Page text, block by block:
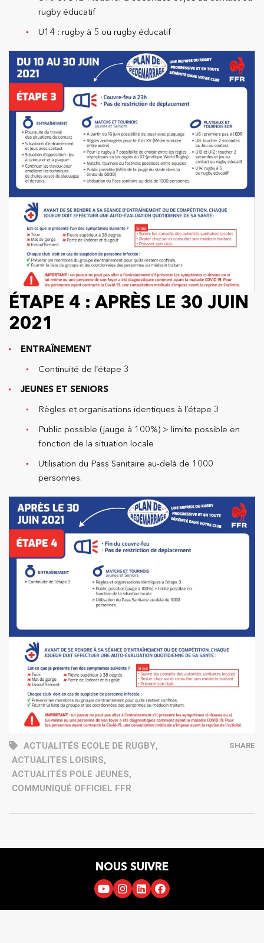
rugby éducatif
U14 : rugby à 5 ou rugby éducatif
ÉTAPE 4 : APRÈS LE 30 JUIN
2021
ENTRAÎNEMENT
Continuité de l’étape 3
JEUNES ET SENIORS
Règles et organisations identiques à l’étape 3
Public possible (jauge à 100%) > limite possible en
fonction de la situation locale
Utilisation du Pass Sanitaire au-delà de 1000
personnes.
ACTUALITÉS ECOLE DE RUGBY,
ACTUALITES LOISIRS,
ACTUALITÉS POLE JEUNES,
COMMUNIQUÉ OFFICIEL FFR
SHARE
NOUS SUIVRE